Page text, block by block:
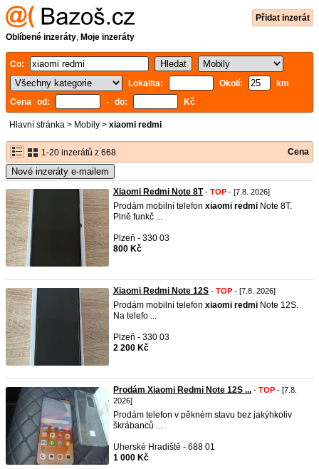
Přidat inzerát
Oblíbené inzeráty, Moje inzeráty
Co:
Lokalita:
Okolí:
km
Cena od:
- do: Kč
Hlavní stránka > Mobily > xiaomi redmi
1-20 inzerátů z 668 Cena
Nové inzeráty e-mailem
Xiaomi Redmi Note 8T- TOP - [7.8. 2026]
Prodám mobilní telefon xiaomi redmi Note 8T.
Plně funkč ...
Plzeň - 330 03
800 Kč
Xiaomi Redmi Note 12S - TOP - [7.8. 2026]
Prodám mobilní telefon xiaomi redmi Note 12S.
Na telefo ...
Plzeň - 330 03
2 200 Kč
Prodám Xiaomi Redmi Note 12S ... - TOP - [7.8.
2026]
Prodám telefon v pěkném stavu bez jakýhkoliv
škrábanců ...
Uherské Hradiště - 688 01
1 000 Kč